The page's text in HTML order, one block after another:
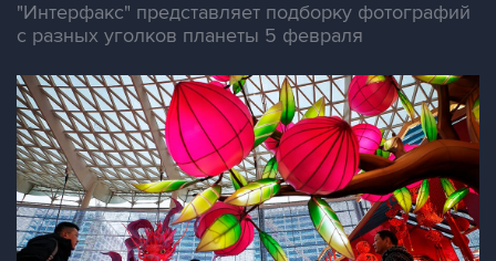
"Интерфакс" представляет подборку фотографий
с разных уголков планеты 5 февраля